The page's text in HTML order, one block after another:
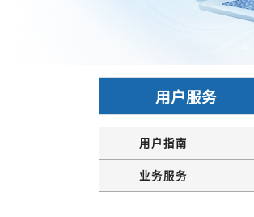
用户服务
用户指南
业务服务